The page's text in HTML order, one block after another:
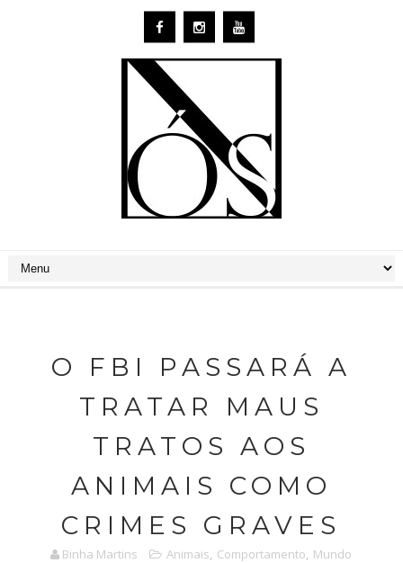
O FBI PASSARÁ A
TRATAR MAUS
TRATOS AOS
ANIMAIS COMO
CRIMES GRAVES
Binha Martins Animais, Comportamento, Mundo